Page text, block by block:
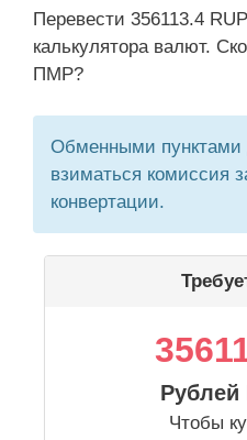
Перевести 356113.4
калькулятора валют.
ПМР?
Обменными пунктами
взиматься комиссия
конвертации.
Чтобы